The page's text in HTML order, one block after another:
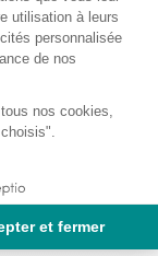
Tena
5/5- 2avis